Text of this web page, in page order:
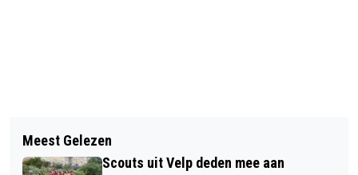
REGISTRATIEPLICHT VOOR
TOERISTISCHE VERHUUR VAN
BUDDY TO BUDDY VAN START IN
Meest Gelezen
Scouts uit Velp deden mee aan